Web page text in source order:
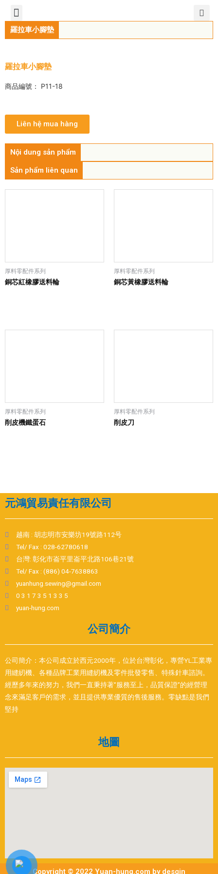
羅拉車小腳墊
羅拉車小腳墊
商品編號： P11-18
Liên hệ mua hàng
Nội dung sản phẩm
Sản phẩm liên quan
厚料零配件系列
銅芯紅橡膠送料輪
厚料零配件系列
銅芯黃橡膠送料輪
厚料零配件系列
削皮機鐵蛋石
厚料零配件系列
削皮刀
元鴻貿易責任有限公司
越南 : 胡志明市安樂坊19號路112号
Tel/ Fax : 028-62780618
台灣: 彰化市崙平里崙平北路106巷21號
Tel/ Fax : (886) 04-7638863
yuanhung.sewing@gmail.com
0 3 1 7 3 5 1 3 3 5
yuan-hung.com
公司簡介
公司簡介：本公司成立於西元2000年，位於台灣彰化，專營YL工業專
用縫紉機、各種品牌工業用縫紉機及零件批發零售、特殊針車諮詢。
經歷多年來的努力，我們一直秉持著”服務至上，品質保證”的經營理
念來滿足客戶的需求，並且提供專業優質的售後服務。零缺點是我們
堅持
地圖
Copyright © 2022 Yuan-hung.com by desgin